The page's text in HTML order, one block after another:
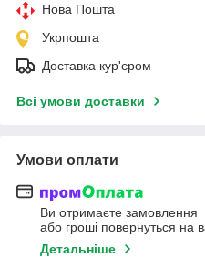
Нова Пошта
Укрпошта
Доставка кур'єром
Всі умови доставки
Умови оплати
Ви отримаєте замовлення
або гроші повернуться на
Детальніше